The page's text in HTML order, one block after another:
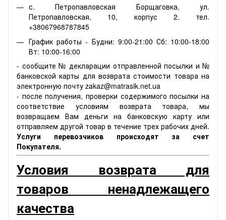
с. Петропавловская Борщаговка, ул.
Петропавловская, 10, корпус 2. тел.
+38067968787845
График работы - Будни: 9:00-21:00 Сб: 10:00-18:00
Вт: 10:00-16:00
- сообщите № декларации отправленной посылки и №
банковской карты для возврата стоимости товара на
электронную почту zakaz@matrasik.net.ua
- после получения, проверки содержимого посылки на
соответствие условиям возврата товара, мы
возвращаем Вам деньги на банковскую карту или
отправляем другой товар в течение трех рабочих дней.
Услуги перевозчиков происходят за счет
Покупателя.
Условия возврата для
товаров ненадлежащего
качества